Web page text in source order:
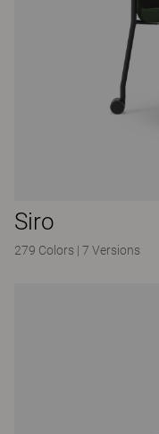
Siro
279 Colors | 7 Versions